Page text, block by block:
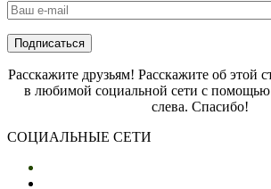
E-mail*
Расскажите друзьям! Расскажите об этой
в любимой социальной сети с
слева. Спасибо!
СОЦИАЛЬНЫЕ СЕТИ